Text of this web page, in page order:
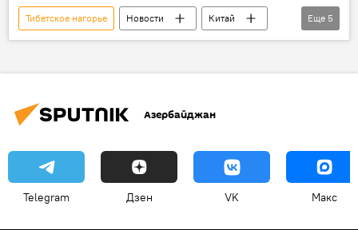
Тибетское нагорье Новости
Китай
ледники.
таяние
пыль
Еще 5
Азербайджан
Telegram Дзен VK Макс